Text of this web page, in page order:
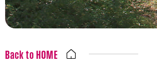
Back to HOME